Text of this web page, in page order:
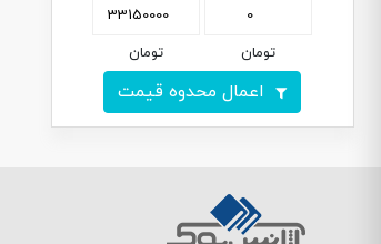
تومان تومان
اعمال محدوه قیمت